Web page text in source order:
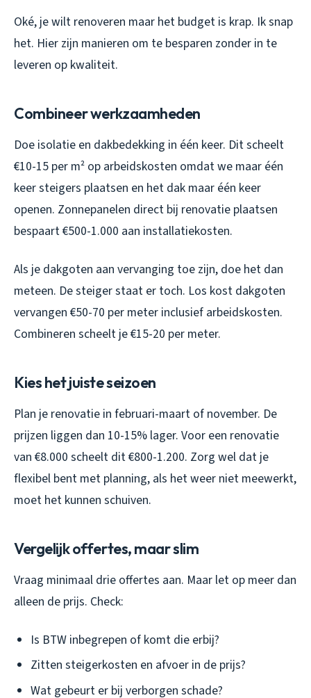
Oké, je wilt renoveren maar het budget is krap. Ik snap
het. Hier zijn manieren om te besparen zonder in te
leveren op kwaliteit.
Combineer werkzaamheden
Doe isolatie en dakbedekking in één keer. Dit scheelt
€10-15 per m² op arbeidskosten omdat we maar één
keer steigers plaatsen en het dak maar één keer
openen. Zonnepanelen direct bij renovatie plaatsen
bespaart €500-1.000 aan installatiekosten.
Als je dakgoten aan vervanging toe zijn, doe het dan
meteen. De steiger staat er toch. Los kost dakgoten
vervangen €50-70 per meter inclusief arbeidskosten.
Combineren scheelt je €15-20 per meter.
Kies het juiste seizoen
Plan je renovatie in februari-maart of november. De
prijzen liggen dan 10-15% lager. Voor een renovatie
van €8.000 scheelt dit €800-1.200. Zorg wel dat je
flexibel bent met planning, als het weer niet meewerkt,
moet het kunnen schuiven.
Vergelijk offertes, maar slim
Vraag minimaal drie offertes aan. Maar let op meer dan
alleen de prijs. Check:
Is BTW inbegrepen of komt die erbij?
Zitten steigerkosten en afvoer in de prijs?
Wat gebeurt er bij verborgen schade?